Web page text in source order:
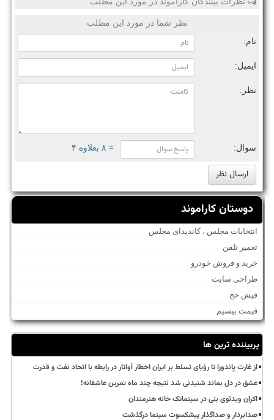
نظر شما در مورد این مطلب
نام:
ایمیل:
نظر:
سوال: = ۸ بعلاوه ۴
دوستان کاراموند
انتخابات مجلس ، کاندیدای مجلس
تعمیر تلفن
خرید و فروش خودرو
طراحی سایت
فیش حج
قیمت بیسیم
پربیننده ترین ها
از غارت پاندورا تا رؤیای تسلط بر ایران اخطار آواتار در رابطه با اتحاد نفت و قدرت
عشق در دل بماند شنیدنی شد نتیجه چند ماه تمرین عاشقانه!
اکران ویدئوی بنی در سینماتک خانه هنرمندان
صدابردار و صداگذار پیشکسوت سینما درگذشت